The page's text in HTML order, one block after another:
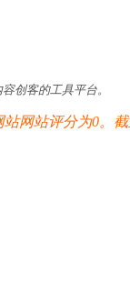
创客的工具平台。
网站评分为0。